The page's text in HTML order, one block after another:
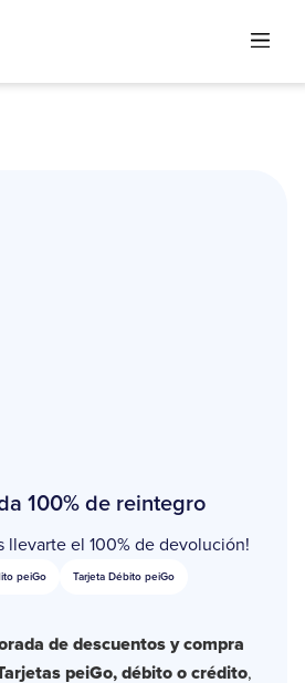
100% de reintegro
llevarte el 100% de devolución!
peiGo Tarjeta Débito peiGo
de descuentos y compra
peiGo, débito o crédito,